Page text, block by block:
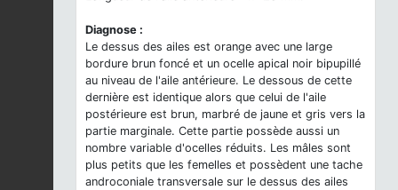
Diagnose :
Le dessus des ailes est orange avec une large
bordure brun foncé et un ocelle apical noir bipupillé
au niveau de l'aile antérieure. Le dessous de cette
dernière est identique alors que celui de l'aile
postérieure est brun, marbré de jaune et gris vers la
partie marginale. Cette partie possède aussi un
nombre variable d'ocelles réduits. Les mâles sont
plus petits que les femelles et possèdent une tache
androconiale transversale sur le dessus des ailes